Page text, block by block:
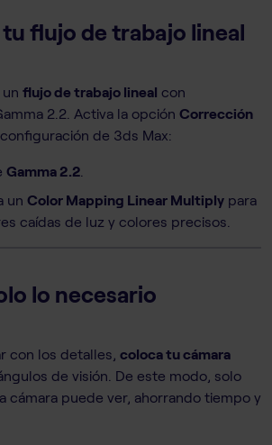
flujo de trabajo lineal
flujo de trabajo lineal con
2.2. Activa la opción Corrección
de 3ds Max:
Gamma 2.2
un Color Mapping Linear Multiply para
caídas de luz y colores precisos.
lo necesario
con los detalles, coloca tu cámara
de visión. De este modo, solo
cámara puede ver, ahorrando tiempo y